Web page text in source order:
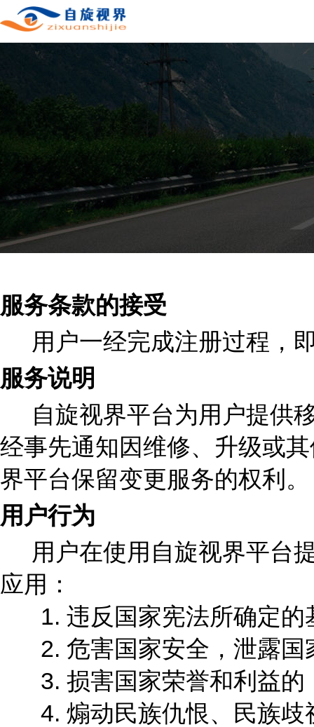
服务条款的接受
用户一经完成注册过程，
服务说明
自旋视界平台为用户提供
经事先通知因维修、升级或
界平台保留变更服务的权利。
用户行为
用户在使用自旋视界平台
应用：
1. 违反国家宪法所确定的
2. 危害国家安全，泄露
3. 损害国家荣誉和利益的
4. 煽动民族仇恨、民族